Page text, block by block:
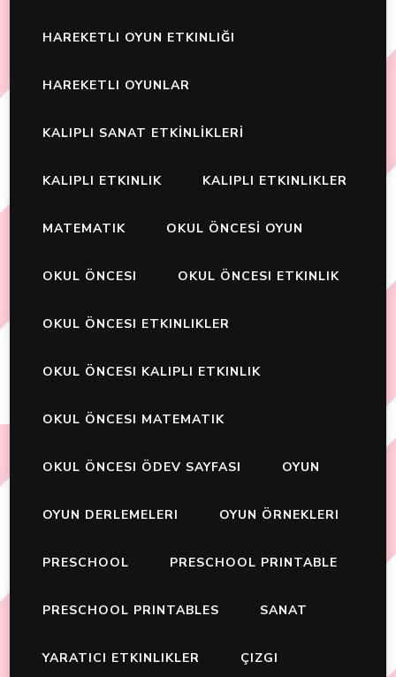
HAREKETLI OYUN ETKINLIĞI
HAREKETLI OYUNLAR
KALIPLI SANAT ETKİNLİKLERİ
KALIPLI ETKINLIK KALIPLI ETKINLIKLER
MATEMATIK OKUL ÖNCESİ OYUN
OKUL ÖNCESI OKUL ÖNCESI ETKINLIK
OKUL ÖNCESI ETKINLIKLER
OKUL ÖNCESI KALIPLI ETKINLIK
OKUL ÖNCESI MATEMATIK
OKUL ÖNCESI ÖDEV SAYFASI OYUN
OYUN DERLEMELERI OYUN ÖRNEKLERI
PRESCHOOL PRESCHOOL PRINTABLE
PRESCHOOL PRINTABLES SANAT
YARATICI ETKINLIKLER ÇIZGI